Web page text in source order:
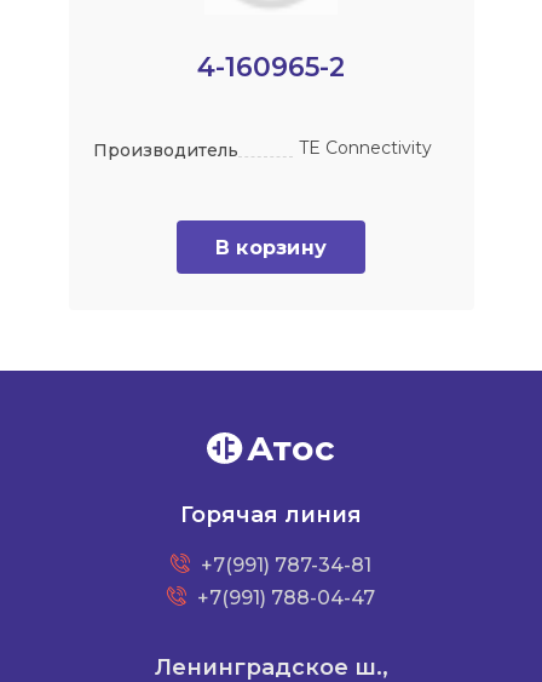
4-160965-2
Производитель TE Connectivity
В корзину
Атос
Горячая линия
+7(991) 787-34-81
+7(991) 788-04-47
Ленинградское ш.,